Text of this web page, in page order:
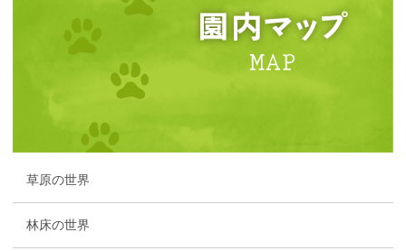
草原の世界
林床の世界